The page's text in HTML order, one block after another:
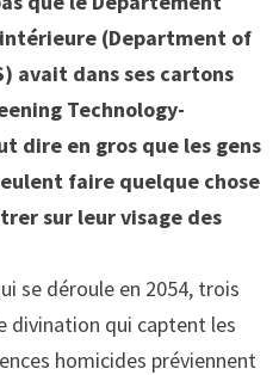
(Department of
avait dans ses cartons
Technology-
dire en gros que les gens
faire quelque chose
sur leur visage des
se déroule en 2054, trois
divination qui captent les
homicides préviennent